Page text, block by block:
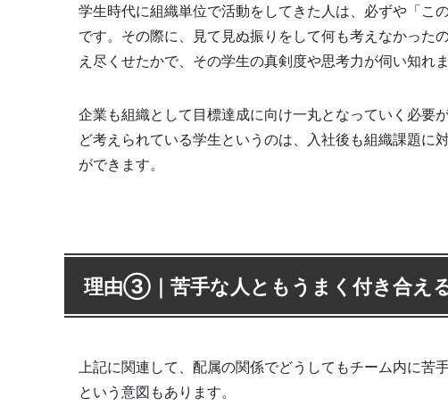
学生時代に組織単位で活動をしてきた人は、必ずや「こ
です。その際に、見て見ぬ振りをして何も考えなかった
え尽くせたかで、その学生の真剣度や思考力が伺い知れま
企業も組織として目標達成に向け一丸となっていく必要
ど考えられている学生というのは、入社後も組織課題に
ができます。
理由③｜苦手な人ともうまく付き合え
上記に関連して、配属の関係でどうしてもチーム内に苦
という意図もあります。